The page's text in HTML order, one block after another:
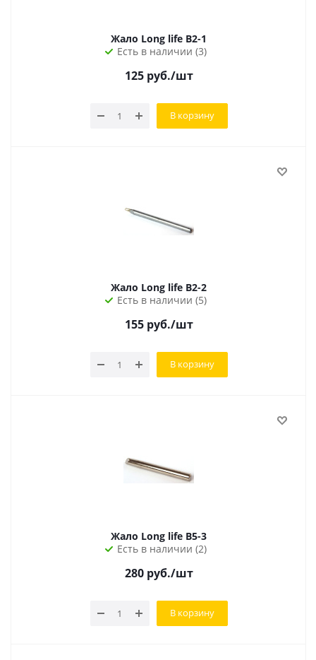
Жало Long life B2-1
Есть в наличии (3)
125руб./шт
В корзину
Жало Long life B2-2
Есть в наличии (5)
155руб./шт
В корзину
Жало Long life B5-3
Есть в наличии (2)
280руб./шт
В корзину